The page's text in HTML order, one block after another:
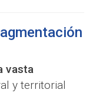
vasta
y territorial